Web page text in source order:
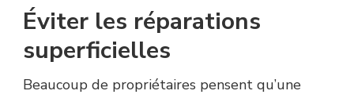
Éviter les réparations
superficielles
Beaucoup de propriétaires pensent qu’une